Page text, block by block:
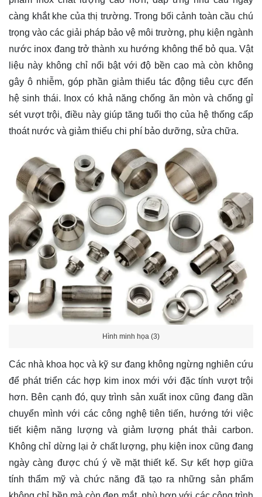
càng khắt khe của thị trường. Trong bối cảnh toàn cầu chú
trọng vào các giải pháp bảo vệ môi trường, phụ kiện ngành
nước inox đang trở thành xu hướng không thể bỏ qua. Vật
liệu này không chỉ nổi bật với độ bền cao mà còn không
gây ô nhiễm, góp phần giảm thiểu tác động tiêu cực đến
hệ sinh thái. Inox có khả năng chống ăn mòn và chống gỉ
sét vượt trội, điều này giúp tăng tuổi thọ của hệ thống cấp
thoát nước và giảm thiểu chi phí bảo dưỡng, sửa chữa.
Hình minh họa (3)
Các nhà khoa học và kỹ sư đang không ngừng nghiên cứu
để phát triển các hợp kim inox mới với đặc tính vượt trội
hơn. Bên cạnh đó, quy trình sản xuất inox cũng đang dần
chuyển mình với các công nghệ tiên tiến, hướng tới việc
tiết kiệm năng lượng và giảm lượng phát thải carbon.
Không chỉ dừng lại ở chất lượng, phụ kiện inox cũng đang
ngày càng được chú ý về mặt thiết kế. Sự kết hợp giữa
tính thẩm mỹ và chức năng đã tạo ra những sản phẩm